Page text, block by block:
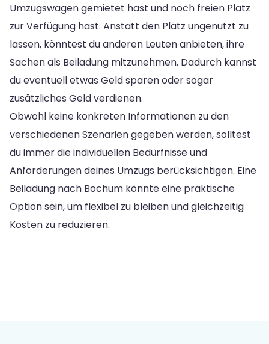
Umzugswagen gemietet hast und noch freien Platz
zur Verfügung hast. Anstatt den Platz ungenutzt zu
lassen, könntest du anderen Leuten anbieten, ihre
Sachen als Beiladung mitzunehmen. Dadurch kannst
du eventuell etwas Geld sparen oder sogar
zusätzliches Geld verdienen.
Obwohl keine konkreten Informationen zu den
verschiedenen Szenarien gegeben werden, solltest
du immer die individuellen Bedürfnisse und
Anforderungen deines Umzugs berücksichtigen. Eine
Beiladung nach Bochum könnte eine praktische
Option sein, um flexibel zu bleiben und gleichzeitig
Kosten zu reduzieren.